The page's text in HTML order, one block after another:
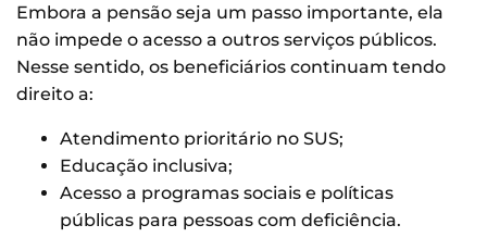
Embora a pensão seja um passo importante, ela
não impede o acesso a outros serviços públicos.
Nesse sentido, os beneficiários continuam tendo
direito a:
Atendimento prioritário no SUS;
Educação inclusiva;
Acesso a programas sociais e políticas
públicas para pessoas com deficiência.